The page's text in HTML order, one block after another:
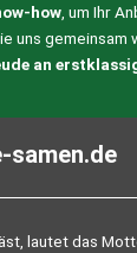
how, um Ihr
uns gemeinsam
an
samen.de
lautet das